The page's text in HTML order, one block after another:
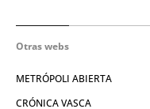
Otras webs
METRÓPOLI ABIERTA
CRÓNICA VASCA